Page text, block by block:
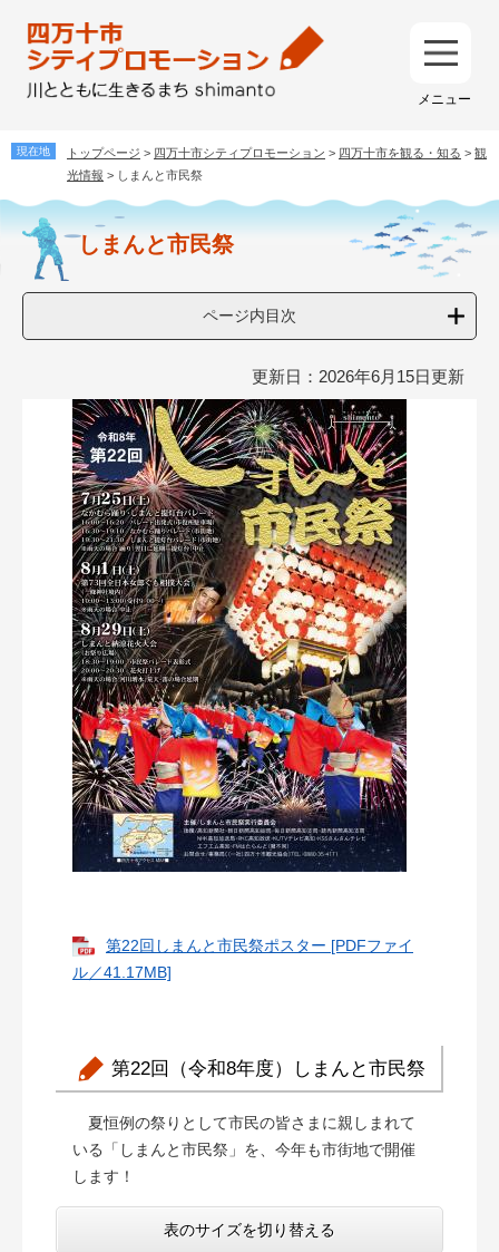
。
て
メ
ュ
トップページ > 四万十市シティプロモーション > 四万十市を観る・知る > 観
光情報 > しまんと市民祭
文
しまんと市民祭
ページ内目次
更新日：2026年6月15日更新
第22回しまんと市民祭ポスター [PDFファイ
ル／41.17MB]
第22回（令和8年度）しまんと市民祭
​夏恒例の祭りとして市民の皆さまに親しまれて
いる「しまんと市民祭」を、今年も市街地で開催
します！
表のサイズを切り替える